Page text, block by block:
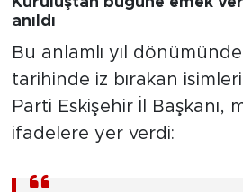
anıldı
Bu anlamlı yıl
tarihinde iz bırakan
Parti Eskişehir İl Başkanı,
ifadelere yer verdi: